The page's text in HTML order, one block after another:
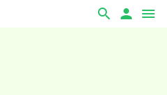
search person menu